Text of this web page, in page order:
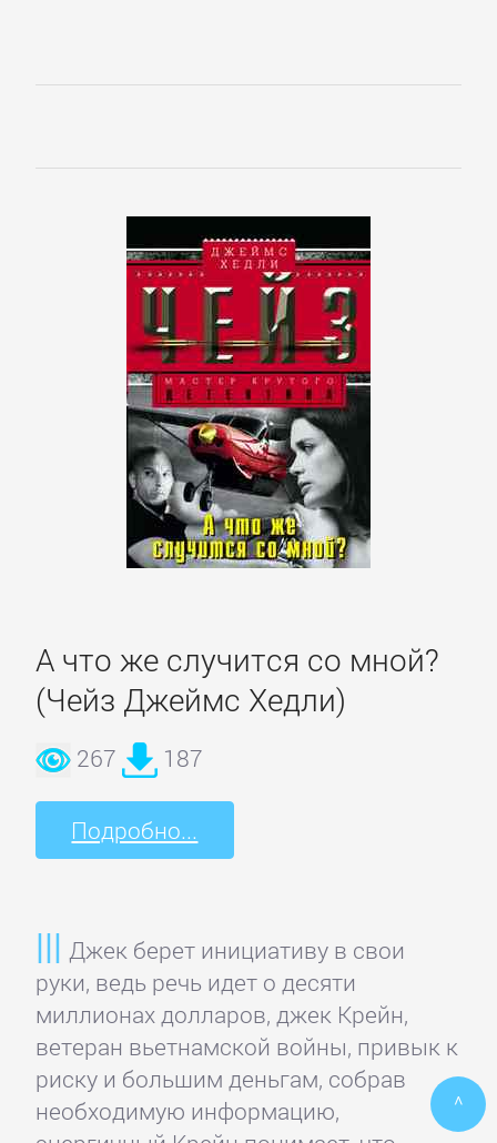
А что же случится со мной?
(Чейз Джеймс Хедли)
267 187
Подробно...
Джек берет инициативу в свои
руки, ведь речь идет о десяти
миллионах долларов, джек Крейн,
ветеран вьетнамской войны, привык к
риску и большим деньгам, собрав
необходимую информацию,
право
Языкознание
РАССКАЗЫ
Рассказы
ПОЭЗИЯ
И
ДРАМА
Драматургия
драматургия
Зарубежные
стихи
Поэзия
^